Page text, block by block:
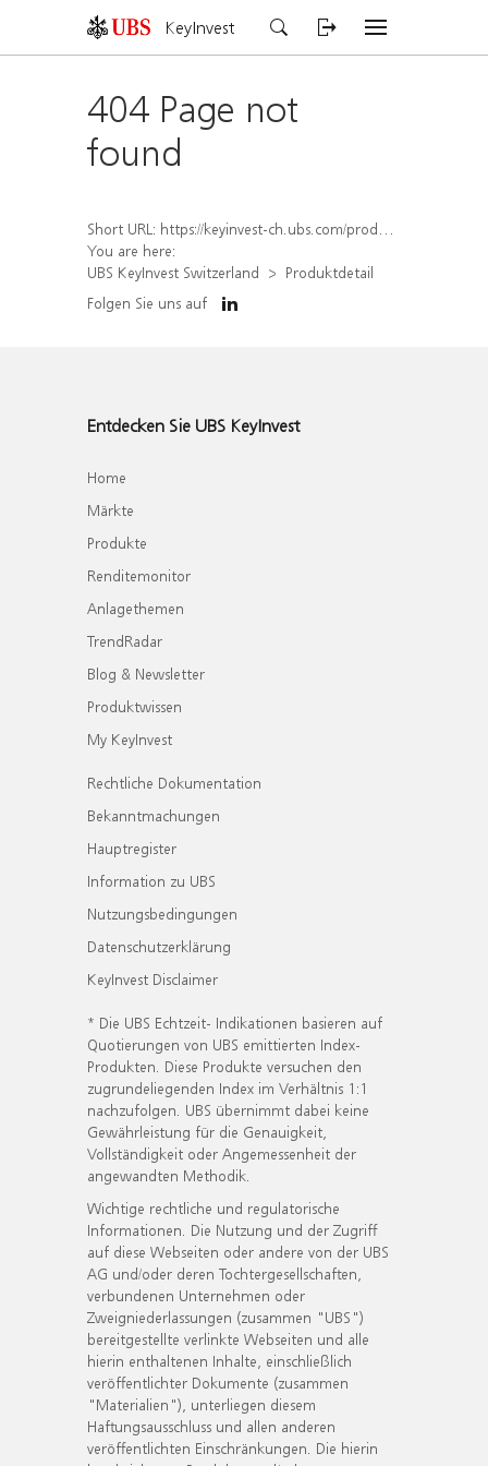
KeyInvest
404 Page not
found
Short URL: https://keyinvest-ch.ubs.com/produkt/detail/index/isin/CH1570484845
You are here:
UBS KeyInvest Switzerland
Produktdetail
Folgen Sie uns auf
Entdecken Sie UBS KeyInvest
Home
Märkte
Produkte
Renditemonitor
Anlagethemen
TrendRadar
Blog & Newsletter
Produktwissen
My KeyInvest
Rechtliche Dokumentation
Bekanntmachungen
Hauptregister
Information zu UBS
Nutzungsbedingungen
Datenschutzerklärung
KeyInvest Disclaimer
* Die UBS Echtzeit- Indikationen basieren auf
Quotierungen von UBS emittierten Index-
Produkten. Diese Produkte versuchen den
zugrundeliegenden Index im Verhältnis 1:1
nachzufolgen. UBS übernimmt dabei keine
Gewährleistung für die Genauigkeit,
Vollständigkeit oder Angemessenheit der
angewandten Methodik.
Wichtige rechtliche und regulatorische
Informationen. Die Nutzung und der Zugriff
auf diese Webseiten oder andere von der UBS
AG und/oder deren Tochtergesellschaften,
verbundenen Unternehmen oder
Zweigniederlassungen (zusammen "UBS")
bereitgestellte verlinkte Webseiten und alle
hierin enthaltenen Inhalte, einschließlich
veröffentlichter Dokumente (zusammen
"Materialien"), unterliegen diesem
Haftungsausschluss und allen anderen
veröffentlichten Einschränkungen. Die hierin